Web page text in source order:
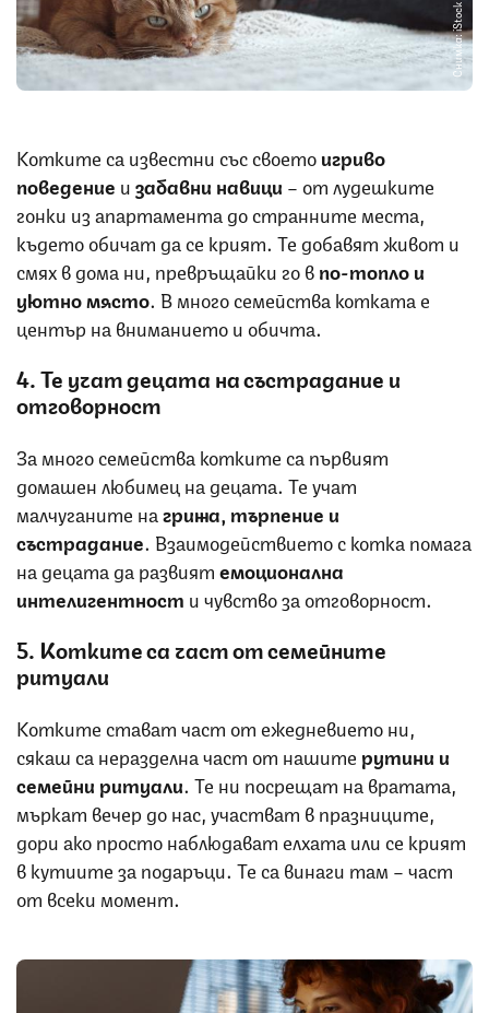
Снимка: iStock
Котките са известни със своетоигриво
поведение изабавни навици – от лудешките
гонки из апартамента до странните места,
където обичат да се крият. Те добавят живот и
смях в дома ни, превръщайки го впо-топло и
уютно място. В много семейства котката е
център на вниманието и обичта.
4. Те учат децата на състрадание и
отговорност
За много семейства котките са първият
домашен любимец на децата. Те учат
малчуганите нагрижа, търпение и
състрадание. Взаимодействието с котка помага
на децата да развиятемоционална
интелигентност и чувство за отговорност.
5. Котките са част от семейните
ритуали
Котките стават част от ежедневието ни,
сякаш са неразделна част от нашите рутини и
семейни ритуали. Те ни посрещат на вратата,
мъркат вечер до нас, участват в празниците,
дори ако просто наблюдават елхата или се крият
в кутиите за подаръци. Те са винаги там – част
от всеки момент.